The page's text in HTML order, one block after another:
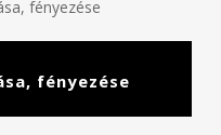
fényezése